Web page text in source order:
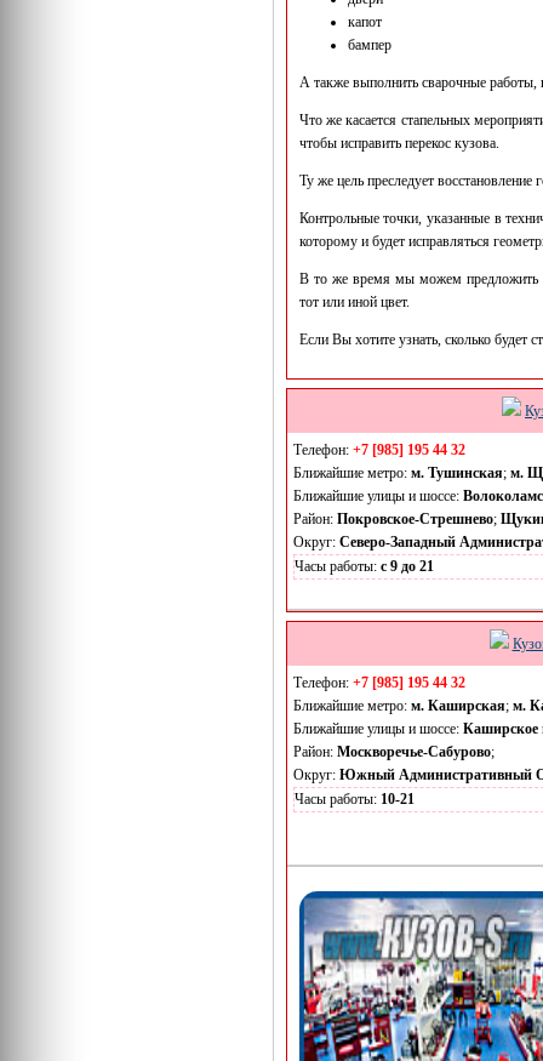
капот
бампер
А также выполнить сварочные
Что же касается стапельных
чтобы исправить перекос кузова.
Ту же цель преследует восстановление
Контрольные точки, указанные в
которому и будет исправляться
В то же время мы можем предложить
тот или иной цвет.
Если Вы хотите узнать, сколько будет
Телефон: +7 [985] 195 44 32
Ближайшие метро: м. Тушинская; м.
Ближайшие улицы и шоссе:
Район: Покровское-Стрешнево;
Округ: Северо-Западный
Часы работы: с 9 до 21
Телефон: +7 [985] 195 44 32
Ближайшие метро: м. Каширская; м.
Ближайшие улицы и шоссе: Каширское
Район: Москворечье-Сабурово;
Округ: Южный Административный
Часы работы: 10-21